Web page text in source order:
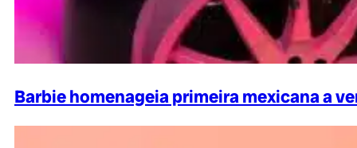
Barbie homenageia primeira mexicana a